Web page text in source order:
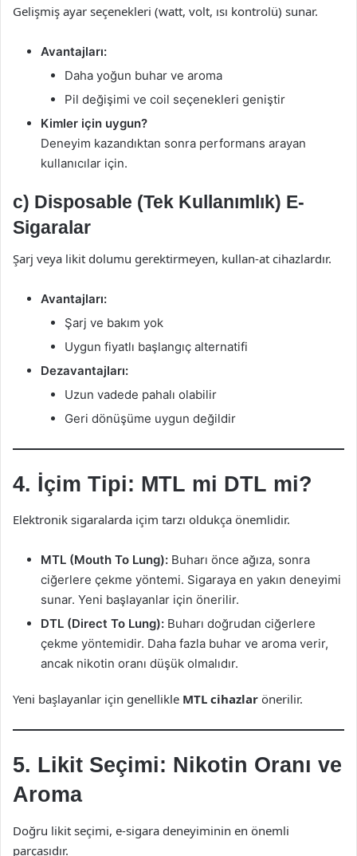
Gelişmiş ayar seçenekleri (watt, volt, ısı kontrolü) sunar.
Avantajları:
Daha yoğun buhar ve aroma
Pil değişimi ve coil seçenekleri geniştir
Kimler için uygun?
Deneyim kazandıktan sonra performans arayan
kullanıcılar için.
c) Disposable (Tek Kullanımlık) E-
Sigaralar
Şarj veya likit dolumu gerektirmeyen, kullan-at cihazlardır.
Avantajları:
Şarj ve bakım yok
Uygun fiyatlı başlangıç alternatifi
Dezavantajları:
Uzun vadede pahalı olabilir
Geri dönüşüme uygun değildir
4. İçim Tipi: MTL mi DTL mi?
Elektronik sigaralarda içim tarzı oldukça önemlidir.
MTL (Mouth To Lung): Buharı önce ağıza, sonra
ciğerlere çekme yöntemi. Sigaraya en yakın deneyimi
sunar. Yeni başlayanlar için önerilir.
DTL (Direct To Lung): Buharı doğrudan ciğerlere
çekme yöntemidir. Daha fazla buhar ve aroma verir,
ancak nikotin oranı düşük olmalıdır.
Yeni başlayanlar için genellikle MTL cihazlar önerilir.
5. Likit Seçimi: Nikotin Oranı ve
Aroma
Doğru likit seçimi, e-sigara deneyiminin en önemli
parçasıdır.